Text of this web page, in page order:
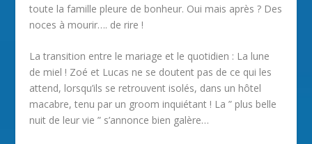
toute la famille pleure de bonheur. Oui mais après ? Des
noces à mourir…. de rire !
La transition entre le mariage et le quotidien : La lune
de miel ! Zoé et Lucas ne se doutent pas de ce qui les
attend, lorsqu’ils se retrouvent isolés, dans un hôtel
macabre, tenu par un groom inquiétant ! La ” plus belle
nuit de leur vie ” s’annonce bien galère…